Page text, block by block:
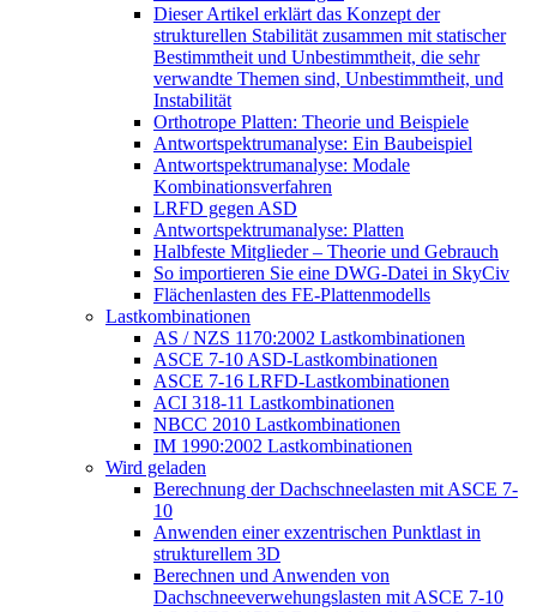
Dieser Artikel erklärt das Konzept der
strukturellen Stabilität zusammen mit statischer
Bestimmtheit und Unbestimmtheit, die sehr
verwandte Themen sind, Unbestimmtheit, und
Instabilität
Orthotrope Platten: Theorie und Beispiele
Antwortspektrumanalyse: Ein Baubeispiel
Antwortspektrumanalyse: Modale
Kombinationsverfahren
LRFD gegen ASD
Antwortspektrumanalyse: Platten
Halbfeste Mitglieder – Theorie und Gebrauch
So importieren Sie eine DWG-Datei in SkyCiv
Flächenlasten des FE-Plattenmodells
Lastkombinationen
AS / NZS 1170:2002 Lastkombinationen
ASCE 7-10 ASD-Lastkombinationen
ASCE 7-16 LRFD-Lastkombinationen
ACI 318-11 Lastkombinationen
NBCC 2010 Lastkombinationen
IM 1990:2002 Lastkombinationen
Wird geladen
Berechnung der Dachschneelasten mit ASCE 7-
10
Anwenden einer exzentrischen Punktlast in
strukturellem 3D
Berechnen und Anwenden von
Dachschneeverwehungslasten mit ASCE 7-10